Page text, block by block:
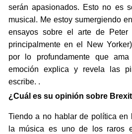
serán apasionados. Esto no es
musical. Me estoy sumergiendo
ensayos sobre el arte de Peter
principalmente en el New
por lo profundamente que
emoción explica y revela las
escribe. .
¿Cuál es su opinión sobre
Tiendo a no hablar de política en
la música es uno de los raros